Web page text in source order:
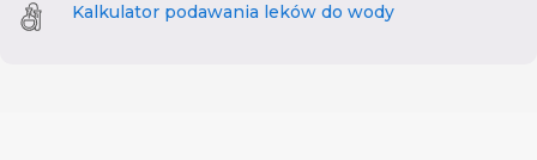
Kalkulator podawania leków do wody